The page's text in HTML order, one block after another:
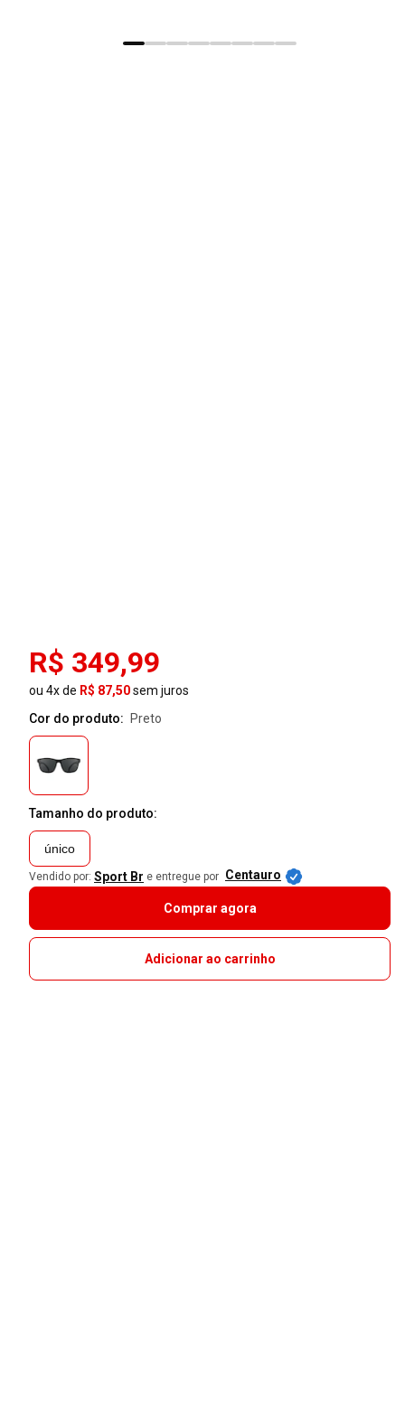
R$ 349,99
ou 4x de R$ 87,50sem juros
Cor do produto:
preto
Tamanho do produto:
único
Vendido por: Sport Br e entregue por Centauro
Comprar agora
Adicionar ao carrinho